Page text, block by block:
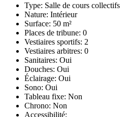
Type: Salle de cours collectifs
Nature: Intérieur
Surface: 50 m²
Places de tribune: 0
Vestiaires sportifs: 2
Vestiaires arbitres: 0
Sanitaires: Oui
Douches: Oui
Éclairage: Oui
Sono: Oui
Tableau fixe: Non
Chrono: Non
Accessibilité: